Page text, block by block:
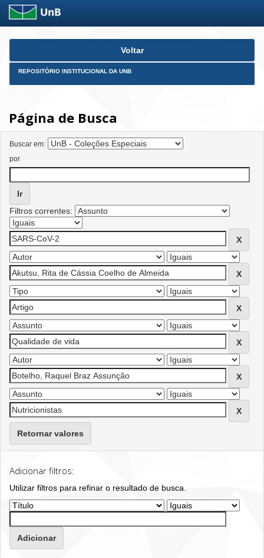
Skip
Voltar
REPOSITÓRIO INSTITUCIONAL DA UNB
Página de Busca
Buscar em:
por
Filtros correntes:
Retornar valores
Adicionar filtros:
Utilizar filtros para refinar o resultado de busca.